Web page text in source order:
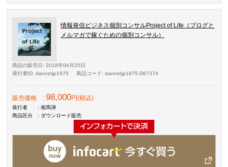
情報発信ビジネス個別コンサルProject of Life（ブログと
メルマガで稼ぐための個別コンサル）
商品の販売日 : 2018年04月20日
発行者ID: dannetjp1975 商品コード: dannetjp1975-D67374
販売価格 :98,000円(税込)
発行者
: 相馬弾
商品区分
: ダウンロード販売